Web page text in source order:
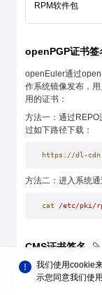
RPM软件包
openPGP证书签
openEuler通过
作系统镜像发布，
用的证书：
方法一：通过
过如下路径下载：
https://dl-
方法二：进入系统通
cat /etc/pki/
CMS证书签名
openEuler签名平台
我们使用cookie
示您同意我们使